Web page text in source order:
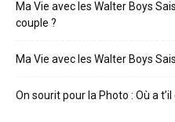
Ma Vie avec les Walter Boys
couple ?
Ma Vie avec les Walter Boys
On sourit pour la Photo : Où a